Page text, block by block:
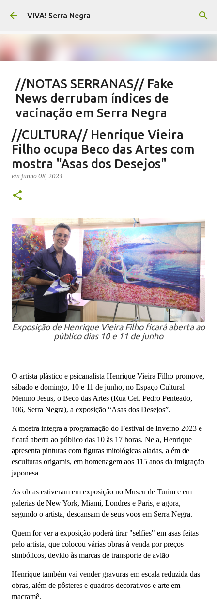
Pular para o conteúdo principal
VIVA! Serra Negra
//NOTAS SERRANAS// Fake
News derrubam índices de
vacinação em Serra Negra
SALETE SILVA SAÚDE SERRA NEGRA VACINAÇÃO SERRA NEGRA
VIVA! SERRA NEGRA NO AR
0
//CULTURA// Henrique Vieira
Filho ocupa Beco das Artes com
mostra "Asas dos Desejos"
em junho 08, 2023
Exposição de Henrique Vieira Filho ficará aberta ao
público dias 10 e 11 de junho
O artista plástico e psicanalista Henrique Vieira Filho promove,
sábado e domingo, 10 e 11 de junho, no Espaço Cultural
Menino Jesus, o Beco das Artes (Rua Cel. Pedro Penteado,
106, Serra Negra), a exposição “Asas dos Desejos”.
A mostra integra a programação do Festival de Inverno 2023 e
ficará aberta ao público das 10 às 17 horas. Nela, Henrique
apresenta pinturas com figuras mitológicas aladas, além de
esculturas origamis, em homenagem aos 115 anos da imigração
japonesa.
As obras estiveram em exposição no Museu de Turim e em
galerias de New York, Miami, Londres e Paris, e agora,
segundo o artista, descansam de seus voos em Serra Negra.
Quem for ver a exposição poderá tirar "selfies" em asas feitas
pelo artista, que colocou várias obras à venda por preços
simbólicos, devido às marcas de transporte de avião.
Henrique também vai vender gravuras em escala reduzida das
obras, além de pôsteres e quadros decorativos e arte em
macramê.